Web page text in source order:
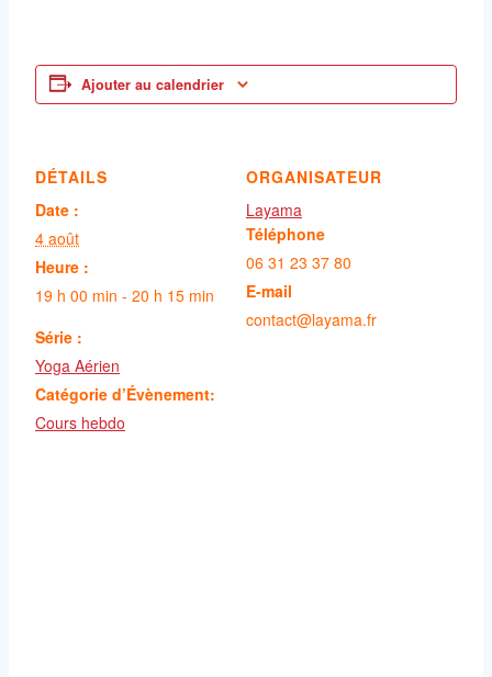
Ajouter au calendrier
DÉTAILS
Date :
4 août
Heure :
19 h 00 min - 20 h 15 min
Série :
Yoga Aérien
Catégorie d’Évènement:
Cours hebdo
ORGANISATEUR
Layama
Téléphone
06 31 23 37 80
E-mail
contact@layama.fr